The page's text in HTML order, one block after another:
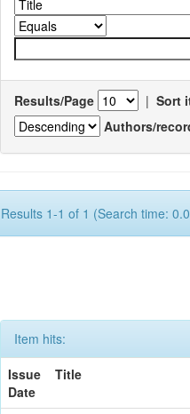
Results/Page | Sort
Authors/
Results 1-1 of 1 (Search time:
Item hits:
Issue
Date
Title